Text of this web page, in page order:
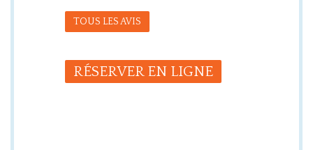
TOUS LES AVIS
RÉSERVER EN LIGNE